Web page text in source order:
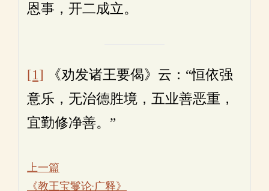
恩事，开二成立。
[1] 《劝发诸王要偈》云：“恒依强
意乐，无治德胜境，五业善恶重，
宜勤修净善。”
上一篇
《教王宝鬘论·广释》